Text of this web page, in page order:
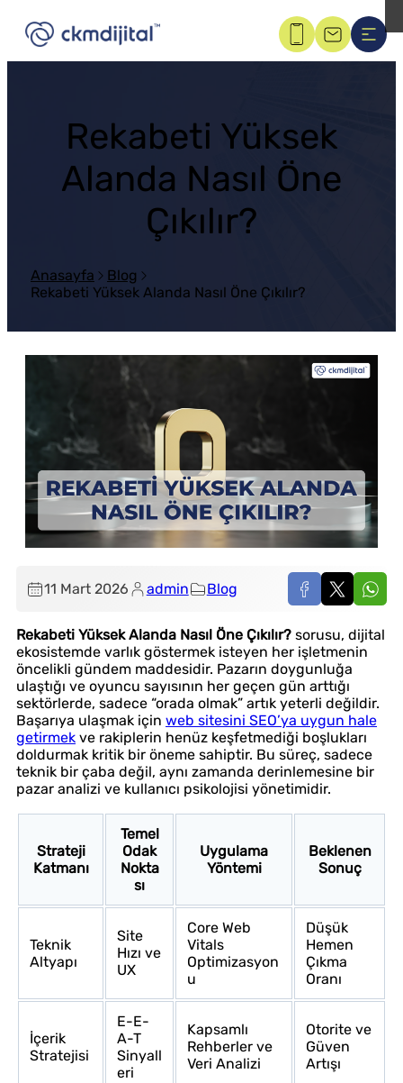
Rekabeti Yüksek
Alanda Nasıl Öne
Çıkılır?
Anasayfa
Blog
Rekabeti Yüksek Alanda Nasıl Öne Çıkılır?
11 Mart 2026 admin Blog
Rekabeti Yüksek Alanda Nasıl Öne Çıkılır? sorusu, dijital
ekosistemde varlık göstermek isteyen her işletmenin
öncelikli gündem maddesidir. Pazarın doygunluğa
ulaştığı ve oyuncu sayısının her geçen gün arttığı
sektörlerde, sadece “orada olmak” artık yeterli değildir.
Başarıya ulaşmak için web sitesini SEO’ya uygun hale
getirmek ve rakiplerin henüz keşfetmediği boşlukları
doldurmak kritik bir öneme sahiptir. Bu süreç, sadece
teknik bir çaba değil, aynı zamanda derinlemesine bir
pazar analizi ve kullanıcı psikolojisi yönetimidir.
Strateji
Katmanı
Temel
Odak
Nokta
sı
Uygulama
Yöntemi
Beklenen
Sonuç
Teknik
Altyapı
Site
Hızı ve
UX
Core Web
Vitals
Optimizasyon
u
Düşük
Hemen
Çıkma
Oranı
İçerik
Stratejisi
E-E-
A-T
Sinyall
eri
Kapsamlı
Rehberler ve
Veri Analizi
Otorite ve
Güven
Artışı